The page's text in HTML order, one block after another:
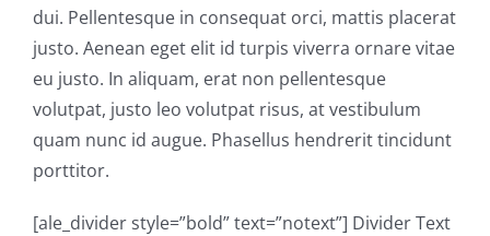
dui. Pellentesque in consequat orci, mattis placerat
justo. Aenean eget elit id turpis viverra ornare vitae
eu justo. In aliquam, erat non pellentesque
volutpat, justo leo volutpat risus, at vestibulum
quam nunc id augue. Phasellus hendrerit tincidunt
porttitor.
[ale_divider style=”bold” text=”notext”] Divider Text